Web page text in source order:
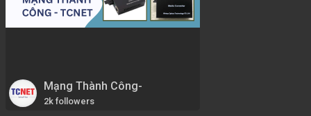
Mạng Thành Công-
2k followers